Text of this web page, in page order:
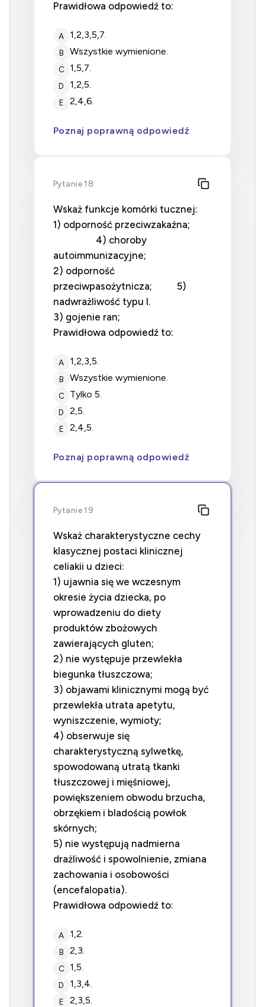
Prawidłowa odpowiedź to:
A 1,2,3,5,7.
B wszystkie wymienione.
C 1,5,7.
D 1,2,5.
E 2,4,6.
Poznaj poprawną odpowiedź
Pytanie 18
Wskaż funkcje komórki tucznej:
1) odporność przeciwzakaźna;
4) choroby
autoimmunizacyjne;
2) odporność
przeciwpasożytnicza; 5)
nadwrażliwość typu I.
3) gojenie ran;
Prawidłowa odpowiedź to:
A 1,2,3,5.
B wszystkie wymienione.
C tylko 5.
D 2,5.
E 2,4,5.
Poznaj poprawną odpowiedź
Pytanie 19
Wskaż charakterystyczne cechy
klasycznej postaci klinicznej
celiakii u dzieci:
1) ujawnia się we wczesnym
okresie życia dziecka, po
wprowadzeniu do diety
produktów zbożowych
zawierających gluten;
2) nie występuje przewlekła
biegunka tłuszczowa;
3) objawami klinicznymi mogą być
przewlekła utrata apetytu,
wyniszczenie, wymioty;
4) obserwuje się
charakterystyczną sylwetkę,
spowodowaną utratą tkanki
tłuszczowej i mięśniowej,
powiększeniem obwodu brzucha,
obrzękiem i bladością powłok
skórnych;
5) nie występują nadmierna
drażliwość i spowolnienie, zmiana
zachowania i osobowości
(encefalopatia).
Prawidłowa odpowiedź to:
A 1,2.
B 2,3.
C 1,5.
D 1,3,4.
E 2,3,5.